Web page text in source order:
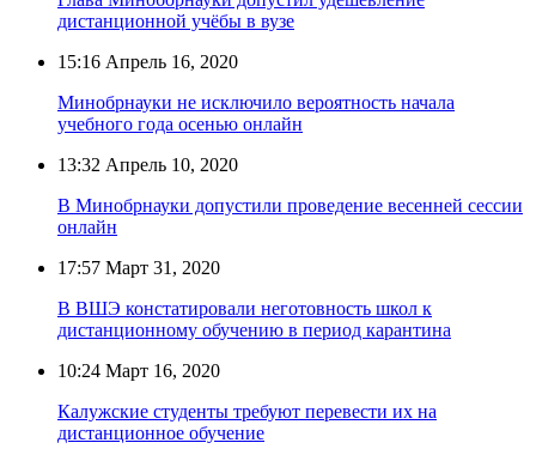
дистанционной учёбы в вузе
15:16 Апрель 16, 2020
Минобрнауки не исключило вероятность начала
учебного года осенью онлайн
13:32 Апрель 10, 2020
В Минобрнауки допустили проведение весенней сессии
онлайн
17:57 Март 31, 2020
В ВШЭ констатировали неготовность школ к
дистанционному обучению в период карантина
10:24 Март 16, 2020
Калужские студенты требуют перевести их на
дистанционное обучение